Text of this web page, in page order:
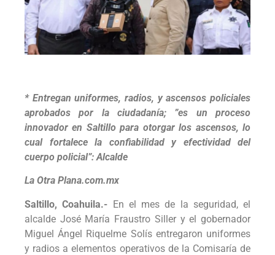
* Entregan uniformes, radios, y ascensos policiales
aprobados por la ciudadanía; ”es un proceso
innovador en Saltillo para otorgar los ascensos, lo
cual fortalece la confiabilidad y efectividad del
cuerpo policial”: Alcalde
La Otra Plana.com.mx
Saltillo, Coahuila.- En el mes de la seguridad, el
alcalde José María Fraustro Siller y el gobernador
Miguel Ángel Riquelme Solís entregaron uniformes
y radios a elementos operativos de la Comisaría de